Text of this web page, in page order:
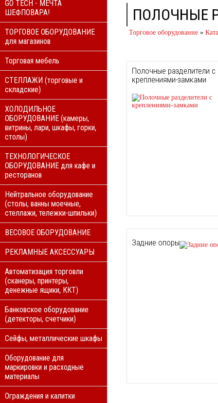
GO TECH - МЕЧТА
ШЕФПОВАРА!
ТОРГОВОЕ ОБОРУДОВАНИЕ
для магазинов
Торговая мебель
СТЕЛЛАЖИ (торговые и
складские)
ХОЛОДИЛЬНОЕ
ОБОРУДОВАНИЕ (камеры,
витрины, лари, шкафы, горки,
столы)
ТЕХНОЛОГИЧЕСКОЕ
ОБОРУДОВАНИЕ для кафе и
ресторанов
Нейтральное оборудование
(столы, ванны моечные,
стеллажи, тележки-шпильки)
ВЕСОВОЕ ОБОРУДОВАНИЕ
РЕКЛАМНЫЕ АКСЕССУАРЫ
Автоматизация торговли
(сканеры, принтеры,
денежные ящики, ККТ)
Банковское оборудование
(детекторы, счетчики)
Сейфы, металлические шкафы
Оборудование для
маркировки и расходные
материалы
Ограждения и калитки
ПОЛОЧНЫЕ
Торговое оборудование »
Полочные разделители с
креплениями-замками
Задние опоры